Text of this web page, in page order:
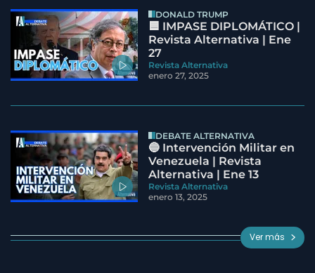
DONALD TRUMP
🟦 IMPASE DIPLOMÁTICO |
Revista Alternativa | Ene
27
Revista Alternativa
enero 27, 2025
DEBATE ALTERNATIVA
🔵 Intervención Militar en
Venezuela | Revista
Alternativa | Ene 13
Revista Alternativa
enero 13, 2025
Ver más